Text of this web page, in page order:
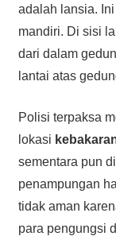
adalah lansia.
mandiri. Di sisi
dari dalam
lantai atas
Polisi terpaksa
lokasi
sementara pun
penampungan
tidak aman
para pengungsi